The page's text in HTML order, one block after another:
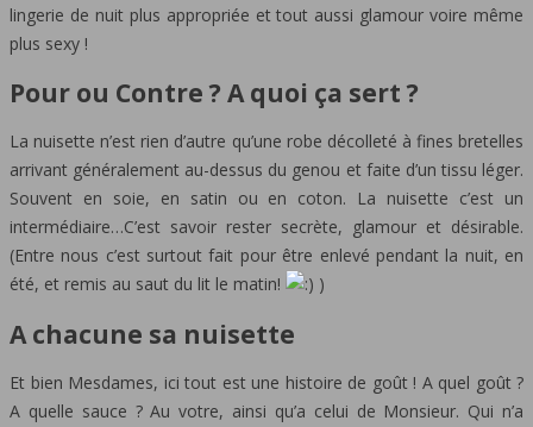
lingerie de nuit plus appropriée et tout aussi glamour voire même
plus sexy !
Pour ou Contre ? A quoi ça sert ?
La nuisette n’est rien d’autre qu’une robe décolleté à fines bretelles
arrivant généralement au-dessus du genou et faite d’un tissu léger.
Souvent en soie, en satin ou en coton. La nuisette c’est un
intermédiaire…C’est savoir rester secrète, glamour et désirable.
(Entre nous c’est surtout fait pour être enlevé pendant la nuit, en
été, et remis au saut du lit le matin!
)
A chacune sa nuisette
Et bien Mesdames, ici tout est une histoire de goût ! A quel goût ?
A quelle sauce ? Au votre, ainsi qu’a celui de Monsieur. Qui n’a